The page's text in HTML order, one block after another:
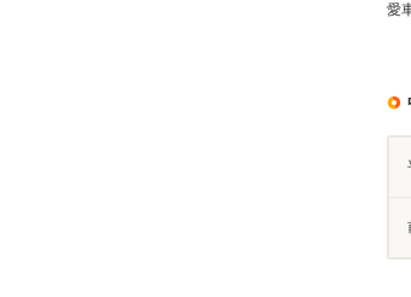
愛